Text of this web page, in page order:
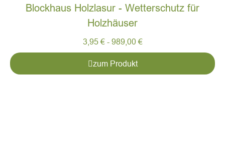
Blockhaus Holzlasur - Wetterschutz für
Holzhäuser
3,95 € - 989,00 €
zum Produkt